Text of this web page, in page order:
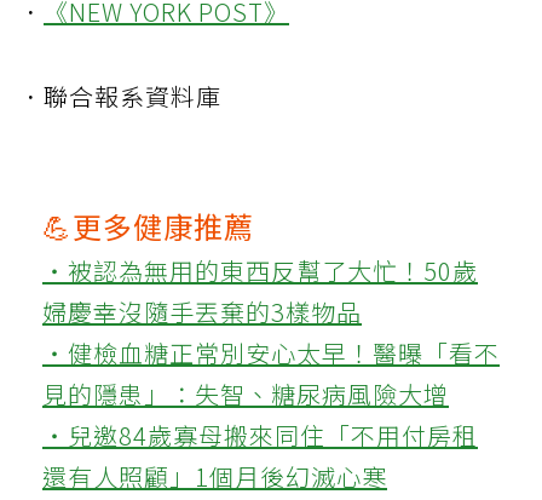
． 《NEW YORK POST》
．聯合報系資料庫
💪更多健康推薦
‧被認為無用的東西反幫了大忙！50歲
婦慶幸沒隨手丟棄的3樣物品
‧健檢血糖正常別安心太早！醫曝「看不
見的隱患」：失智、糖尿病風險大增
‧兒邀84歲寡母搬來同住「不用付房租
還有人照顧」1個月後幻滅心寒